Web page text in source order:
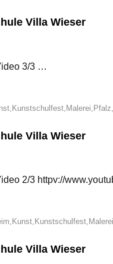
Villa Wieser
3/3 …
Kunstschulfest Malerei Pfalz
Villa Wieser
2/3 httpv://
, Kunst, Kunstschulfest, Malerei
Villa Wieser